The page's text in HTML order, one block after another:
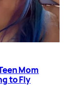
Mom
to Fly